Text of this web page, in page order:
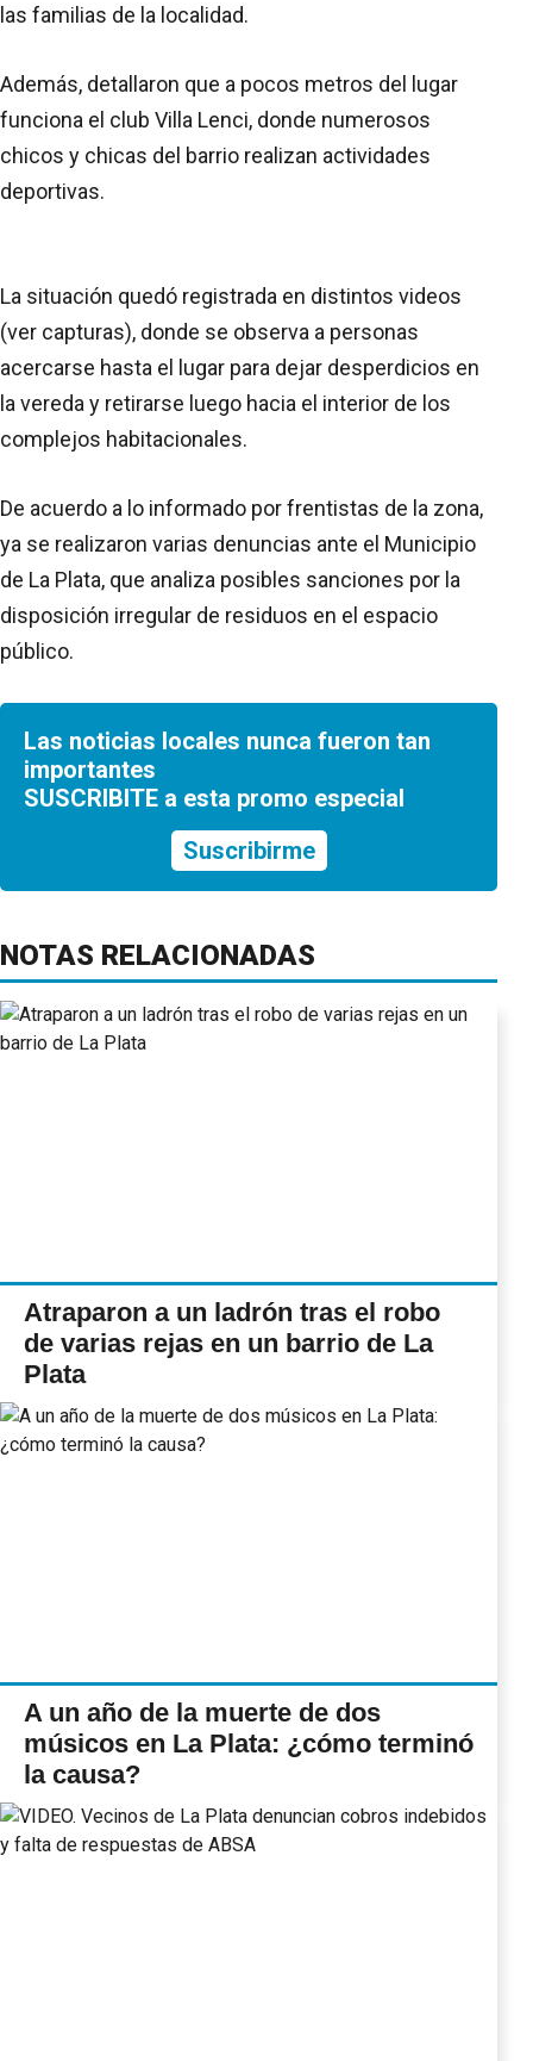
las familias de la localidad.
Además, detallaron que a pocos metros del lugar
funciona el club Villa Lenci, donde numerosos
chicos y chicas del barrio realizan actividades
deportivas.
La situación quedó registrada en distintos videos
(ver capturas), donde se observa a personas
acercarse hasta el lugar para dejar desperdicios en
la vereda y retirarse luego hacia el interior de los
complejos habitacionales.
De acuerdo a lo informado por frentistas de la zona,
ya se realizaron varias denuncias ante el Municipio
de La Plata, que analiza posibles sanciones por la
disposición irregular de residuos en el espacio
público.
Las noticias locales nunca fueron tan
importantes
SUSCRIBITE a esta promo especial
Suscribirme
NOTAS RELACIONADAS
Atraparon a un ladrón tras el robo
de varias rejas en un barrio de La
Plata
A un año de la muerte de dos
músicos en La Plata: ¿cómo terminó
la causa?